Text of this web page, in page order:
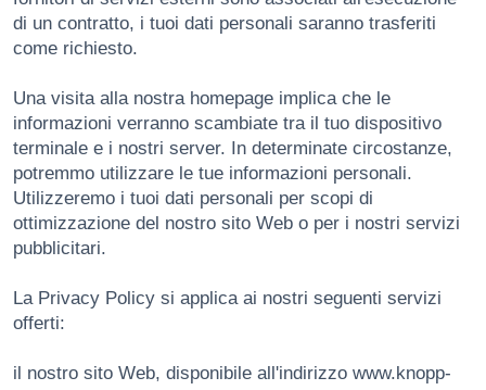
di un contratto, i tuoi dati personali saranno trasferiti
come richiesto.
Una visita alla nostra homepage implica che le
informazioni verranno scambiate tra il tuo dispositivo
terminale e i nostri server. In determinate circostanze,
potremmo utilizzare le tue informazioni personali.
Utilizzeremo i tuoi dati personali per scopi di
ottimizzazione del nostro sito Web o per i nostri servizi
pubblicitari.
La Privacy Policy si applica ai nostri seguenti servizi
offerti:
il nostro sito Web, disponibile all'indirizzo www.knopp-